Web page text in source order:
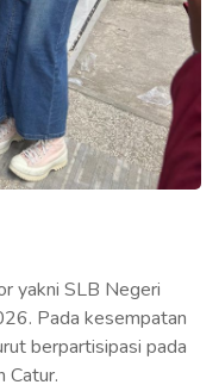
yakni SLB Negeri
Pada kesempatan
berpartisipasi pada
Catur.